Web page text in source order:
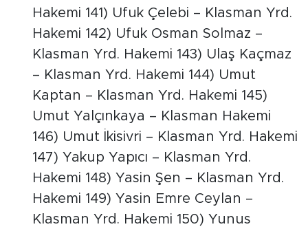
Hakemi 141) Ufuk Çelebi – Klasman Yrd.
Hakemi 142) Ufuk Osman Solmaz –
Klasman Yrd. Hakemi 143) Ulaş Kaçmaz
– Klasman Yrd. Hakemi 144) Umut
Kaptan – Klasman Yrd. Hakemi 145)
Umut Yalçınkaya – Klasman Hakemi
146) Umut İkisivri – Klasman Yrd. Hakemi
147) Yakup Yapıcı – Klasman Yrd.
Hakemi 148) Yasin Şen – Klasman Yrd.
Hakemi 149) Yasin Emre Ceylan –
Klasman Yrd. Hakemi 150) Yunus